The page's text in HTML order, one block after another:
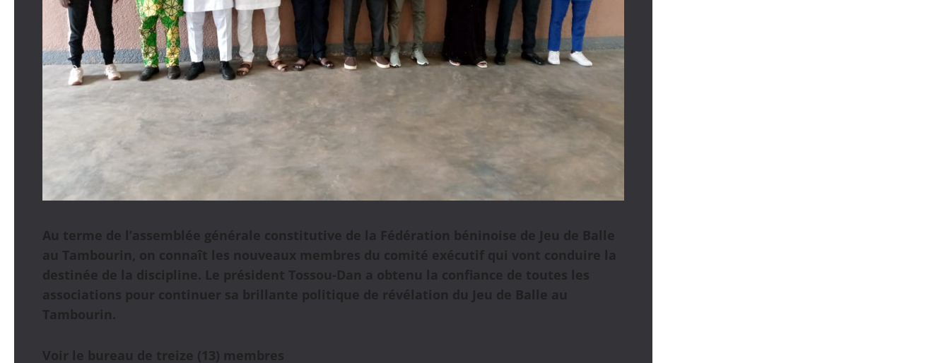
Au terme de l’assemblée générale constitutive de la Fédération béninoise de Jeu de Balle
au Tambourin, on connaît les nouveaux membres du comité exécutif qui vont conduire la
destinée de la discipline. Le président Tossou-Dan a obtenu la confiance de toutes les
associations pour continuer sa brillante politique de révélation du Jeu de Balle au
Tambourin.
Voir le bureau de treize (13) membres